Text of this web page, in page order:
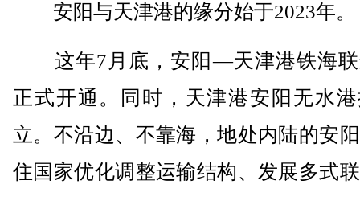
安阳与天津港的缘分始于2023年。
这年7月底，安阳—天津港铁海联
正式开通。同时，天津港安阳无水
立。不沿边、不靠海，地处内陆的安
住国家优化调整运输结构、发展多式